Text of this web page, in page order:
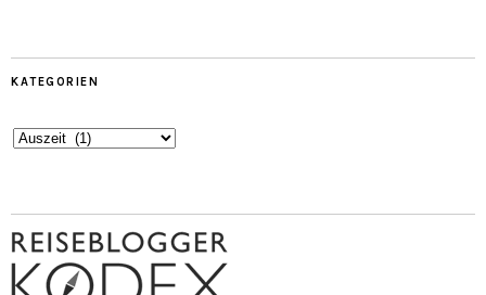
KATEGORIEN
Kategorien